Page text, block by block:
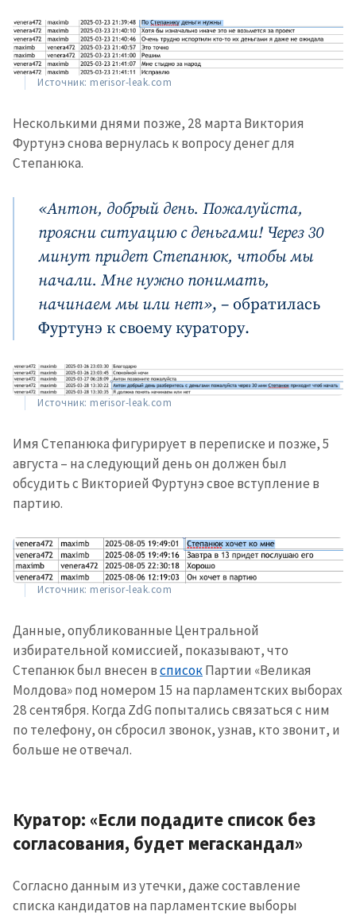
Источник: merisor-leak.com
Несколькими днями позже, 28 марта Виктория
Фуртунэ снова вернулась к вопросу денег для
Степанюка.
«Антон, добрый день. Пожалуйста,
проясни ситуацию с деньгами! Через 30
минут придет Степанюк, чтобы мы
начали. Мне нужно понимать,
начинаем мы или нет», – обратилась
Фуртунэ к своему куратору.
Источник: merisor-leak.com
Имя Степанюка фигурирует в переписке и позже, 5
августа – на следующий день он должен был
обсудить с Викторией Фуртунэ свое вступление в
партию.
Источник: merisor-leak.com
Данные, опубликованные Центральной
избирательной комиссией, показывают, что
Степанюк был внесен всписокПартии «Великая
Молдова» под номером 15 на парламентских выборах
28 сентября. Когда ZdG попытались связаться с ним
по телефону, он сбросил звонок, узнав, кто звонит, и
больше не отвечал.
Куратор: «Если подадите список без
согласования, будет мегаскандал»
Согласно данным из утечки, даже составление
списка кандидатов на парламентские выборы